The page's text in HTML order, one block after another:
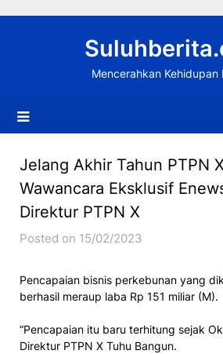
Mencerahkan Kehidupan
Jelang Akhir Tahun PTPN
Wawancara Eksklusif
Direktur PTPN X
Posted on 15/02/2023
Pencapaian bisnis perkebunan yang
berhasil meraup laba Rp 151 miliar (M).
“Pencapaian itu baru terhitung sejak
Direktur PTPN X Tuhu Bangun.